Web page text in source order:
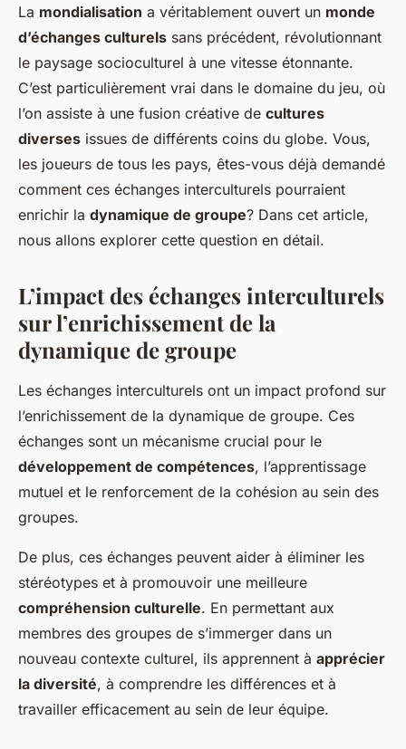
La mondialisation a véritablement ouvert un monde
d’échanges culturels sans précédent, révolutionnant
le paysage socioculturel à une vitesse étonnante.
C’est particulièrement vrai dans le domaine du jeu, où
l’on assiste à une fusion créative de cultures
diverses issues de différents coins du globe. Vous,
les joueurs de tous les pays, êtes-vous déjà demandé
comment ces échanges interculturels pourraient
enrichir la dynamique de groupe? Dans cet article,
nous allons explorer cette question en détail.
L’impact des échanges interculturels
sur l’enrichissement de la
dynamique de groupe
Les échanges interculturels ont un impact profond sur
l’enrichissement de la dynamique de groupe. Ces
échanges sont un mécanisme crucial pour le
développement de compétences, l’apprentissage
mutuel et le renforcement de la cohésion au sein des
groupes.
De plus, ces échanges peuvent aider à éliminer les
stéréotypes et à promouvoir une meilleure
compréhension culturelle. En permettant aux
membres des groupes de s’immerger dans un
nouveau contexte culturel, ils apprennent à apprécier
la diversité, à comprendre les différences et à
travailler efficacement au sein de leur équipe.